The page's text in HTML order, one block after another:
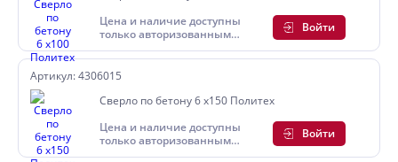
Цена и наличие доступны
только авторизованным
пользователям
Войти
Артикул: 4306015
Сверло по бетону 6 х150 Политех
Цена и наличие доступны
только авторизованным
пользователям
Войти